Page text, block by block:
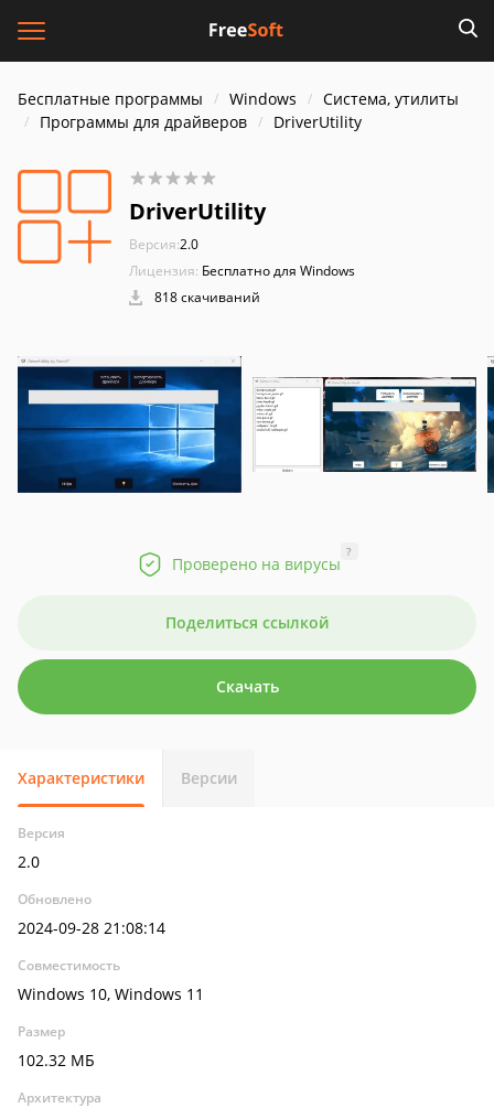
Бесплатные программы Windows
Система, утилиты
Программы для драйверов
DriverUtility
DriverUtility
Версия:2.0
Лицензия: Бесплатно для Windows
818 скачиваний
Проверено на вирусы
?
Поделиться ссылкой
Скачать
Характеристики Версии
Версия
2.0
Обновлено
2024-09-28 21:08:14
Совместимость
Windows 10, Windows 11
Размер
102.32 МБ
Архитектура